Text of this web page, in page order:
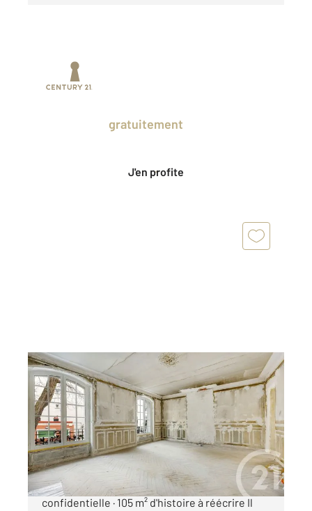
gratuitement
J'en profite
MONTROUGE 92
105,75 m2, 4 pièces
Ref : 10830
Appartement T4 à vendre
840 000 €
MONTROUGE Rue René Barthélemy Adresse
confidentielle · 105 m² d'histoire à réécrire Il